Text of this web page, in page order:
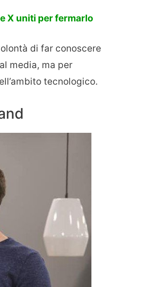
X uniti per fermarlo
di far conoscere
media, ma per
tecnologico.